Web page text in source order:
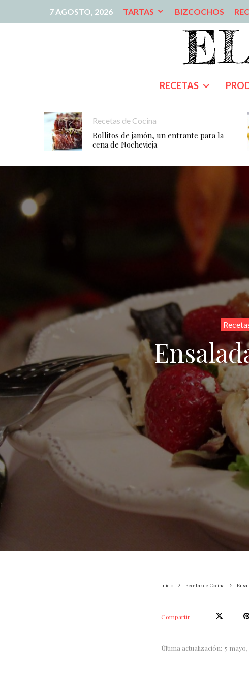
7 AGOSTO, 2026 TARTAS BIZCOCHOS
RECETAS
Recetas de Cocina
Rollitos de jamón, un entrante para la
cena de Nochevieja
Inicio Recetas de Cocina
Compartir
Última actualización: 5 mayo,